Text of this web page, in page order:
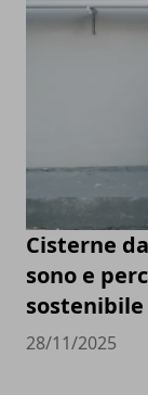
Cisterne
sono e
sostenibile
28/11/2025